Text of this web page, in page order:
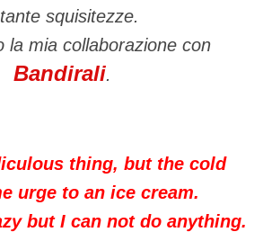
squisitezze.
la mia collaborazione con
Bandirali.
thing, but the cold
urge to an ice cream.
but I can not do anything.